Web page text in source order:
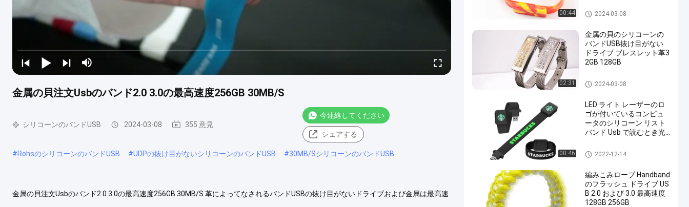
金属の貝注文Usbのバンド2.0 3.0の最高速度256GB 30MB/S
シリコーンのバンドUSB 2024-03-08 355 意見
今連絡してください
シェアする
#RohsのシリコーンのバンドUSB #UDPの抜け目がないシリコーンのバンドUSB #30MB/SシリコーンのバンドUSB
金属の貝注文Usbのバンド2.0 3.0の最高速度256GB 30MB/S 革によってなされるバンドUSBの抜け目がないドライブおよび金属は最高速
00:44 シリコーンのバンドUSB
2024-03-08
02:31
金属の貝のシリコーンの
バンドUSB抜け目がない
ドライブ ブレスレット革3
2GB 128GB
シリコーンのバンドUSB
2024-03-08
00:46
LED ライト レーザーのロ
ゴが付いているコンピュ
ータのシリコーン リスト
バンド Usb で読むとき光
シリコーンのバンドUSB
2022-12-14
編みこみロープ Handband
のフラッシュ ドライブ US
B 2.0 および 3.0 最高速度
128GB 256GB